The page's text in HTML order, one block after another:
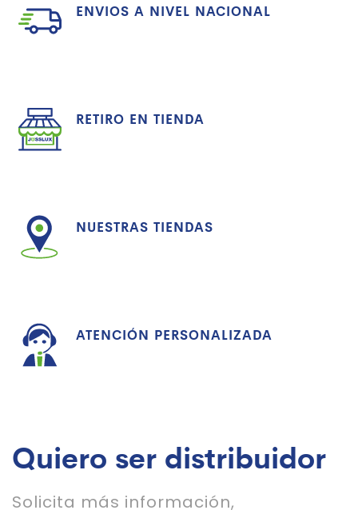
ENVIOS A NIVEL NACIONAL
RETIRO EN TIENDA
NUESTRAS TIENDAS
ATENCIÓN PERSONALIZADA
Quiero ser distribuidor
Solicita más información,